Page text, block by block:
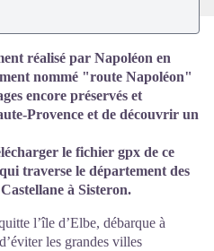
réalisé par Napoléon en
nommé "route Napoléon"
encore préservés et
Provence et de découvrir un
le fichier gpx de ce
traverse le département des
à Sisteron.
l’île d’Elbe, débarque à
les grandes villes